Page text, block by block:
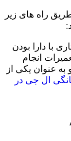
راه های زیر
با دارا بودن
انجام
عنوان یکی از
ال جی در